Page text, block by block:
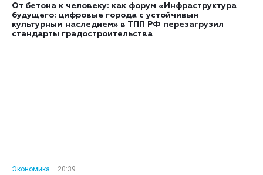
От бетона к человеку: как форум «Инфраструктура
будущего: цифровые города с устойчивым
культурным наследием» в ТПП РФ перезагрузил
стандарты градостроительства
Экономика
20:39